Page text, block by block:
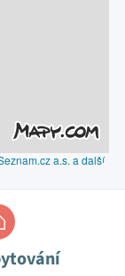
a.s. a další